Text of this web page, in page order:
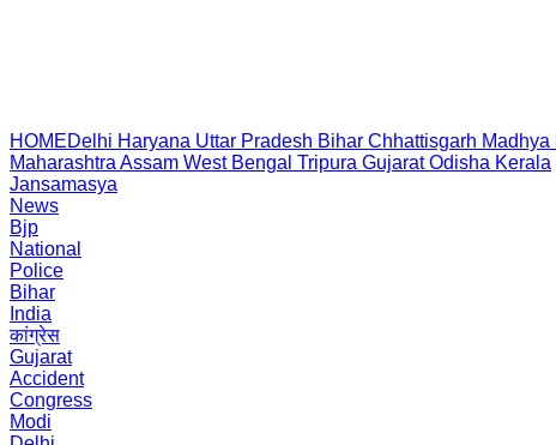
HOMEDelhi Haryana Uttar Pradesh Bihar Chhattisgarh Madhya
Maharashtra Assam West Bengal Tripura Gujarat Odisha Kerala
Jansamasya
News
Bjp
National
Police
Bihar
India
कांग्रेस
Gujarat
Accident
Congress
Modi